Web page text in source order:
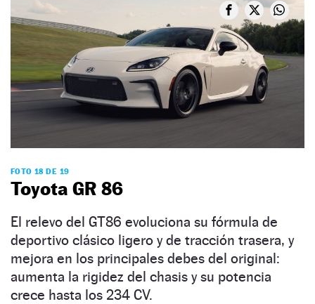
FOTO 18 DE 19
Toyota GR 86
El relevo del GT86 evoluciona su fórmula de
deportivo clásico ligero y de tracción trasera, y
mejora en los principales debes del original:
aumenta la rigidez del chasis y su potencia
crece hasta los 234 CV.